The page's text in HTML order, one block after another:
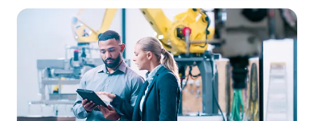
Lösungen
Sie wollen Ihr Business zukunftssicher gestalten und am Puls
der Zeit bleiben? Flexibilität und Sicherheit haben für Sie einen
hohen Stellenwert? Und Sie wollen mit Hilfe von modernen,
digitalen Lösungen für die Zukunft gerüstet sein? Wir bieten